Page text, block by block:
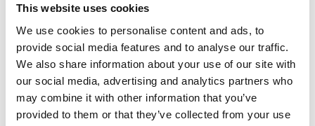
This website uses cookies
We use cookies to personalise content and ads, to
provide social media features and to analyse our traffic.
We also share information about your use of our site with
our social media, advertising and analytics partners who
may combine it with other information that you’ve
provided to them or that they’ve collected from your use
에서 프로그램을 사용하고
싶습니다. 어떻게 해야하나
요?
답
당신의 포트레이트 프로 버젼5(혹은
그 이하의 버전)을 다른 장치로 옮기